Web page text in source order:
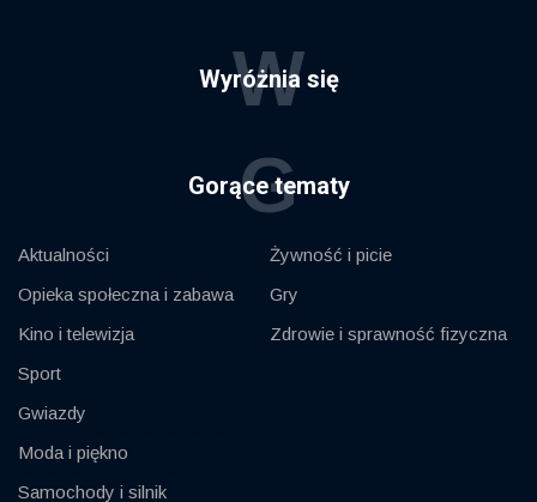
Wyróżnia się
W
Gorące tematy
G
Aktualności
Opieka społeczna i zabawa
Kino i telewizja
Sport
Gwiazdy
Moda i piękno
Samochody i silnik
Żywność i picie
Gry
Zdrowie i sprawność fizyczna